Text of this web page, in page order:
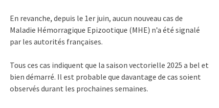
En revanche, depuis le 1er juin, aucun nouveau cas de
Maladie Hémorragique Epizootique (MHE) n’a été signalé
par les autorités françaises.
Tous ces cas indiquent que la saison vectorielle 2025 a bel et
bien démarré. Il est probable que davantage de cas soient
observés durant les prochaines semaines.